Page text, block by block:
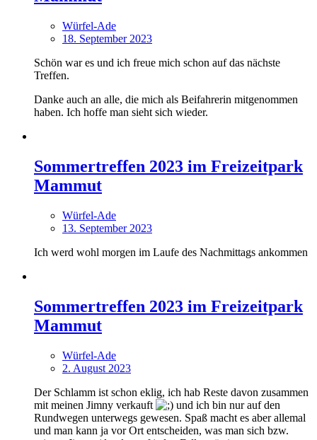
Würfel-Ade
18. September 2023
Schön war es und ich freue mich schon auf das nächste
Treffen.
Danke auch an alle, die mich als Beifahrerin mitgenommen
haben. Ich hoffe man sieht sich wieder.
Sommertreffen 2023 im Freizeitpark
Mammut
Würfel-Ade
13. September 2023
Ich werd wohl morgen im Laufe des Nachmittags ankommen
Sommertreffen 2023 im Freizeitpark
Mammut
Würfel-Ade
2. August 2023
Der Schlamm ist schon eklig, ich hab Reste davon zusammen
mit meinen Jimny verkauft
und ich bin nur auf den
Rundwegen unterwegs gewesen. Spaß macht es aber allemal
und man kann ja vor Ort entscheiden, was man sich bzw.